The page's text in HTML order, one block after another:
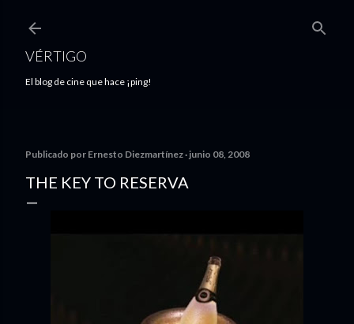
VÉRTIGO
El blog de cine que hace ¡ping!
Publicado por Ernesto Diezmartínez junio 08, 2008
THE KEY TO RESERVA